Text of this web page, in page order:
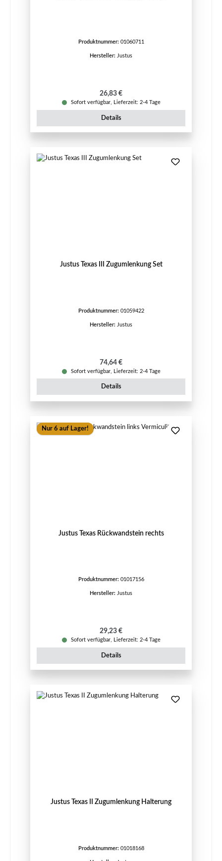
Produktnummer: 01060711
Hersteller: Justus
Regulärer Preis:
26,83 €
Sofort verfügbar, Lieferzeit: 2-4 Tage
Details
Justus Texas III Zugumlenkung Set
Produktnummer: 01059422
Hersteller: Justus
Regulärer Preis:
74,64 €
Sofort verfügbar, Lieferzeit: 2-4 Tage
Details
Nur 6 auf Lager!
Justus Texas Rückwandstein rechts
Produktnummer: 01017156
Hersteller: Justus
Regulärer Preis:
29,23 €
Sofort verfügbar, Lieferzeit: 2-4 Tage
Details
Justus Texas II Zugumlenkung Halterung
Produktnummer: 01018168